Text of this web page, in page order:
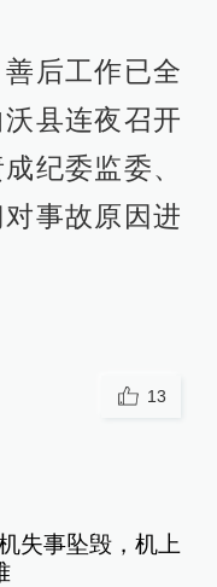
后工作已全
县连夜召开
纪委监委、
事故原因进
13
失事坠毁，机上